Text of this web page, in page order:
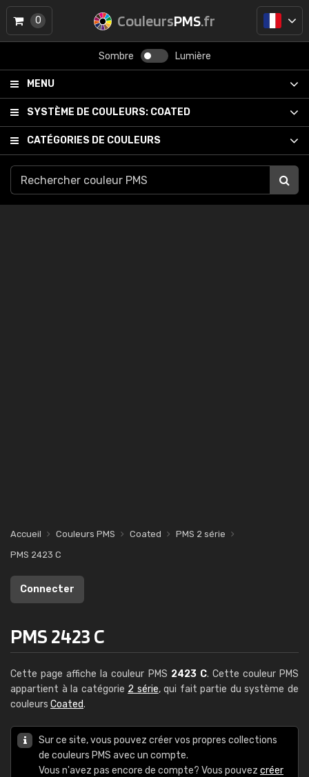
CouleursPMS.fr
Sombre Lumière
MENU
SYSTÈME DE COULEURS: COATED
CATÉGORIES DE COULEURS
0
Accueil Couleurs PMS Coated
PMS 2 série
PMS 2423 C
Connecter
PMS 2423 C
Cette page affiche la couleur PMS 2423 C. Cette couleur PMS
appartient à la catégorie 2 série, qui fait partie du système de
couleurs Coated.
Sur ce site, vous pouvez créer vos propres collections
de couleurs PMS avec un compte.
Vous n'avez pas encore de compte? Vous pouvez créer